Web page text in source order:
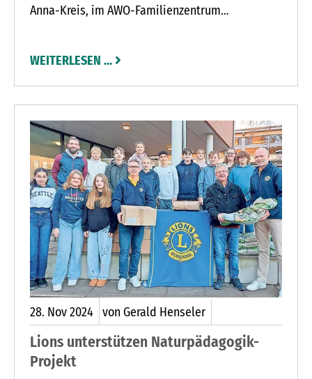
Anna-Kreis, im AWO-Familienzentrum
Bücher für Erwachsene und Kinder getauscht,
ausgeliehen und gelesen werden. „Wir freuen
uns, wenn die Tauschbücherei rege genutzt wird“,
sagt die Vorsitzende Marion Gurlit.
WEITERLESEN …
28. Nov2024 von Gerald Henseler
Lions unterstützen Naturpädagogik-
Projekt